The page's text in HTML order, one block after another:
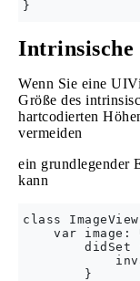
Intrinsische
Wenn Sie eine
Größe des
hartcodierten
vermeiden
ein grundlegender
kann
class
var image:
didSet
        }